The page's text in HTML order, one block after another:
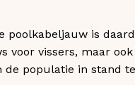
poolkabeljauw is
voor vissers, maar
de populatie in stand